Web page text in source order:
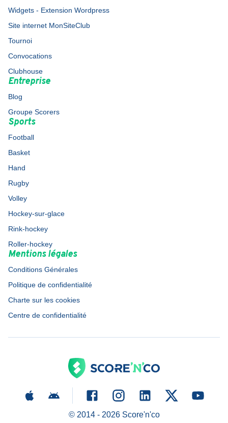
Widgets - Extension Wordpress
Site internet MonSiteClub
Tournoi
Convocations
Clubhouse
Entreprise
Blog
Groupe Scorers
Sports
Football
Basket
Hand
Rugby
Volley
Hockey-sur-glace
Rink-hockey
Roller-hockey
Mentions légales
Conditions Générales
Politique de confidentialité
Charte sur les cookies
Centre de confidentialité
© 2014 - 2026Score'n'co